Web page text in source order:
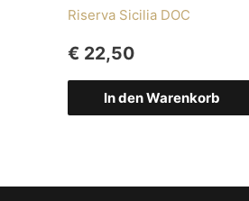
Riserva Sicilia DOC
€ 22,50
In den Warenkorb